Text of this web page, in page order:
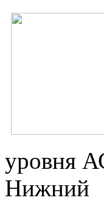
уровня
Нижний